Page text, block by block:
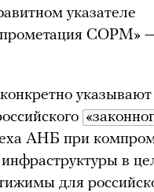
указателе
СОРМ»
конкретно указывают
АНБ при
в
для